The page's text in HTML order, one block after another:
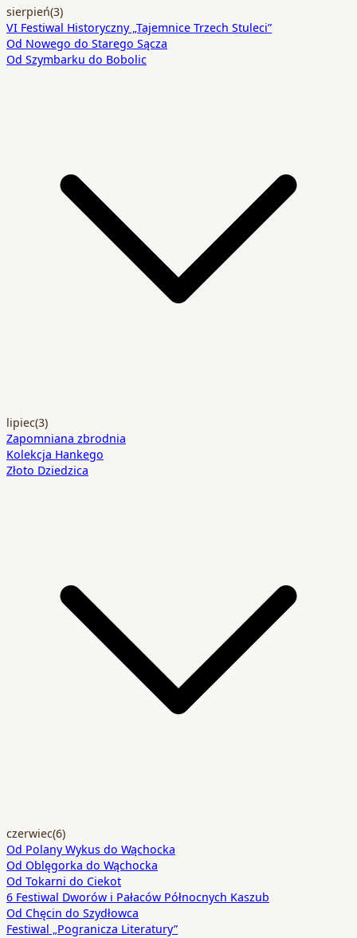
sierpień(3)
VI Festiwal Historyczny „Tajemnice Trzech Stuleci”
Od Nowego do Starego Sącza
Od Szymbarku do Bobolic
lipiec(3)
Zapomniana zbrodnia
Kolekcja Hankego
Złoto Dziedzica
czerwiec(6)
Od Polany Wykus do Wąchocka
Od Oblęgorka do Wąchocka
Od Tokarni do Ciekot
6 Festiwal Dworów i Pałaców Północnych Kaszub
Od Chęcin do Szydłowca
Festiwal „Pogranicza Literatury”